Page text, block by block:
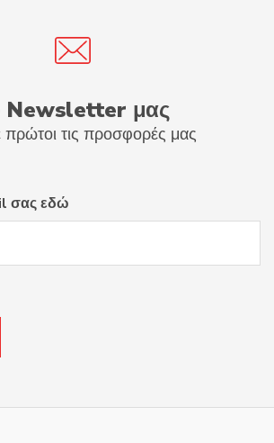
Newsletter μας
πρώτοι τις προσφορές μας
σας εδώ